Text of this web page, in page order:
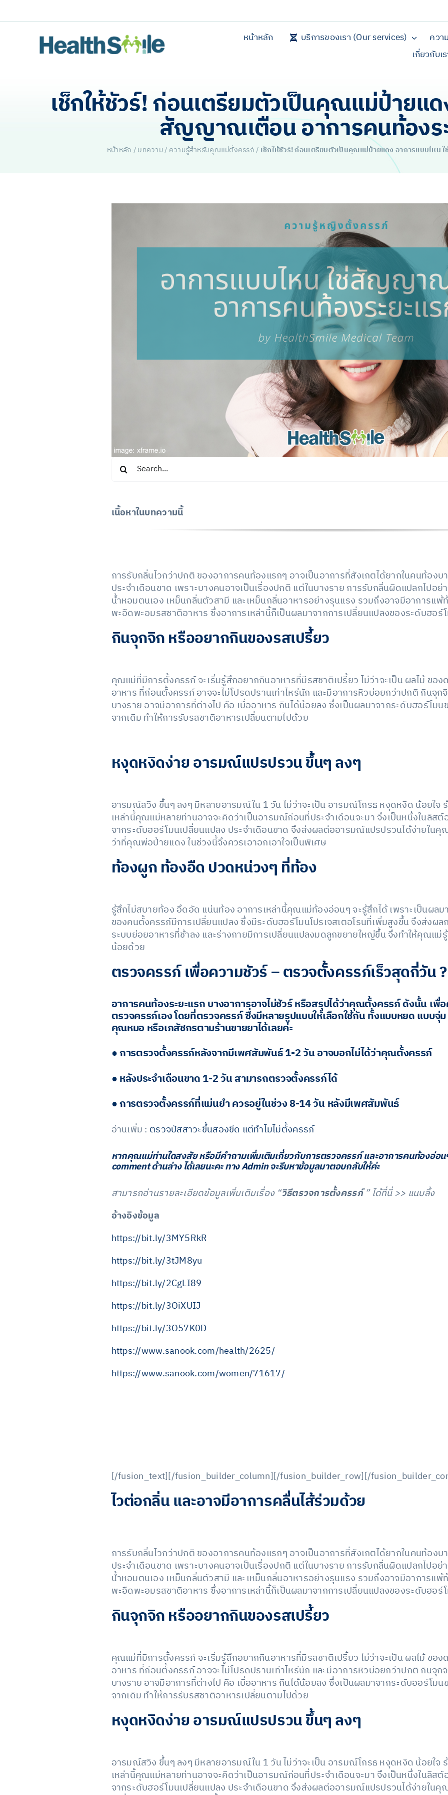
to
หน้าหลัก บริการของเรา (Our services)
ควา
เกี่ยวกับเ
เช็กให้ชัวร์! ก่อนเตรียมตัวเป็นคุณแม่ป้ายแด
สัญญาณเตือน อาการคนท้องร
หน้าหลัก /บทความ/ ความรู้สำหรับคุณแม่ตั้งครรภ์/ เช็กให้ชัวร์! ก่อนเตรียมตัวเป็นคุณแม่ป้ายแดง อาการแบบไหน
Search
for:
เนื้อหาในบทความนี้
การรับกลิ่นไวกว่าปกติ ของอาการคนท้องแรกๆ อาจเป็นอาการที่สังเกตได้ยากในคนท้อง
ประจำเดือนขาด เพราะบางคนอาจเป็นเรื่องปกติ แต่ในบางราย การรับกลิ่นผิดแปลกไปอย่
น้ำหอมตนเอง เหม็นกลิ่นตัวสามี และเหม็นกลิ่นอาหารอย่างรุนแรง รวมถึงอาจมีอาการแพ้
พะอืดพะอมรสชาติอาหาร ซึ่งอาการเหล่านี้ก็เป็นผลมาจากการเปลี่ยนแปลงของระดับฮอ
กินจุกจิก หรืออยากกินของรสเปรี้ยว
คุณแม่ที่มีการตั้งครรภ์ จะเริ่มรู้สึกอยากกินอาหารที่มีรสชาติเปรี้ยว ไม่ว่าจะเป็น ผลไม้ ขอ
อาหาร ที่ก่อนตั้งครรภ์ อาจจะไม่โปรดปรานเท่าไหร่นัก และมีอาการหิวบ่อยกว่าปกติ กิน
บางราย อาจมีอาการที่ต่างไป คือ เบื่ออาหาร กินได้น้อยลง ซึ่งเป็นผลมาจากระดับฮอร์โม
จากเดิม ทำให้การรับรสชาติอาหารเปลี่ยนตามไปด้วย
หงุดหงิดง่าย อารมณ์แปรปรวน ขึ้นๆ ลงๆ
อารมณ์สวิง ขึ้นๆ ลงๆ มีหลายอารมณ์ใน 1 วัน ไม่ว่าจะเป็น อารมณ์โกรธ หงุดหงิด น้อยใจ
เหล่านี้คุณแม่หลายท่านอาจจะคิดว่าเป็นอารมณ์ก่อนที่ประจำเดือนจะมา จึงเป็นหนึ่งในลิสต์
จากระดับฮอร์โมนเปลี่ยนแปลง ประจำเดือนขาด จึงส่งผลต่ออารมณ์แปรปรวนได้ง่ายใน
ว่าที่คุณพ่อป้ายแดง ในช่วงนี้จึงควรเอาอกเอาใจเป็นพิเศษ
ท้องผูก ท้องอืด ปวดหน่วงๆ ที่ท้อง
รู้สึกไม่สบายท้อง อึดอัด แน่นท้อง อาการเหล่านี้คุณแม่ท้องอ่อนๆ จะรู้สึกได้ เพราะเป็นผลม
ของคนตั้งครรภ์มีการเปลี่ยนแปลง ซึ่งมีระดับฮอร์โมนโปรเจสเตอโรนที่เพิ่มสูงขึ้น จึงส่งผล
ระบบย่อยอาหารที่ช้าลง และร่างกายมีการเปลี่ยนแปลงมดลูกขยายใหญ่ขึ้น จึงทำให้คุณแ
น้อยด้วย
ตรวจครรภ์ เพื่อความชัวร์ – ตรวจตั้งครรภ์เร็วสุดกี่วัน ?
อาการคนท้องระยะแรก บางอาการอาจไม่ชัวร์ หรือสรุปได้ว่าคุณตั้งครรภ์ ดังนั้น เพื่
ตรวจครรภ์เอง โดยที่ตรวจครรภ์ ซึ่งมีหลายรูปแบบให้เลือกใช้กัน ทั้งแบบหยด แบบจุ่
คุณหมอ หรือเภสัชกรตามร้านขายยาได้เลยค่ะ
● การตรวจตั้งครรภ์หลังจากมีเพศสัมพันธ์ 1-2 วัน อาจบอกไม่ได้ว่าคุณตั้งครรภ์
● หลังประจำเดือนขาด 1-2 วัน สามารถตรวจตั้งครรภ์ได้
● การตรวจตั้งครรภ์ที่แม่นยำ ควรอยู่ในช่วง 8-14 วัน หลังมีเพศสัมพันธ์
อ่านเพิ่ม : ตรวจปัสสาวะขึ้นสองขีด แต่ทำไมไม่ตั้งครรภ์
หากคุณแม่ท่านใดสงสัย หรือมีคำถามเพิ่มเติมเกี่ยวกับการตรวจครรภ์ และอาการคนท้องอ่อ
comment ด้านล่าง ได้เลยนะคะ ทาง Admin จะรีบหาข้อมูลมาตอบกลับให้ค่ะ
สามารถอ่านรายละเอียดข้อมูลเพิ่มเติมเรื่อง “วิธีตรวจการตั้งครรภ์” ได้ที่นี่ >> แนบลิ้ง
อ้างอิงข้อมูล
https://bit.ly/3MY5RkR
https://bit.ly/3tJM8yu
https://bit.ly/2CgLI89
https://bit.ly/3OiXUIJ
https://bit.ly/3O57K0D
https://www.sanook.com/health/2625/
https://www.sanook.com/women/71617/
[/fusion_text][/fusion_builder_column][/fusion_builder_row][/
ไวต่อกลิ่น และอาจมีอาการคลื่นไส้ร่วมด้วย
การรับกลิ่นไวกว่าปกติ ของอาการคนท้องแรกๆ อาจเป็นอาการที่สังเกตได้ยากในคนท้อง
ประจำเดือนขาด เพราะบางคนอาจเป็นเรื่องปกติ แต่ในบางราย การรับกลิ่นผิดแปลกไปอย่
น้ำหอมตนเอง เหม็นกลิ่นตัวสามี และเหม็นกลิ่นอาหารอย่างรุนแรง รวมถึงอาจมีอาการแพ้
พะอืดพะอมรสชาติอาหาร ซึ่งอาการเหล่านี้ก็เป็นผลมาจากการเปลี่ยนแปลงของระดับฮอ
กินจุกจิก หรืออยากกินของรสเปรี้ยว
คุณแม่ที่มีการตั้งครรภ์ จะเริ่มรู้สึกอยากกินอาหารที่มีรสชาติเปรี้ยว ไม่ว่าจะเป็น ผลไม้ ขอ
อาหาร ที่ก่อนตั้งครรภ์ อาจจะไม่โปรดปรานเท่าไหร่นัก และมีอาการหิวบ่อยกว่าปกติ กิน
บางราย อาจมีอาการที่ต่างไป คือ เบื่ออาหาร กินได้น้อยลง ซึ่งเป็นผลมาจากระดับฮอร์โม
จากเดิม ทำให้การรับรสชาติอาหารเปลี่ยนตามไปด้วย
หงุดหงิดง่าย อารมณ์แปรปรวน ขึ้นๆ ลงๆ
อารมณ์สวิง ขึ้นๆ ลงๆ มีหลายอารมณ์ใน 1 วัน ไม่ว่าจะเป็น อารมณ์โกรธ หงุดหงิด น้อยใจ
เหล่านี้คุณแม่หลายท่านอาจจะคิดว่าเป็นอารมณ์ก่อนที่ประจำเดือนจะมา จึงเป็นหนึ่งในลิสต์
จากระดับฮอร์โมนเปลี่ยนแปลง ประจำเดือนขาด จึงส่งผลต่ออารมณ์แปรปรวนได้ง่ายใน